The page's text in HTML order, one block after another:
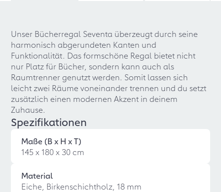
Unser Bücherregal Seventa überzeugt durch seine
harmonisch abgerundeten Kanten und
Funktionalität. Das formschöne Regal bietet nicht
nur Platz für Bücher, sondern kann auch als
Raumtrenner genutzt werden. Somit lassen sich
leicht zwei Räume voneinander trennen und du setzt
zusätzlich einen modernen Akzent in deinem
Zuhause.
Spezifikationen
Maße (B x H x T)
145 x 180 x 30 cm
Material
Eiche, Birkenschichtholz, 18 mm